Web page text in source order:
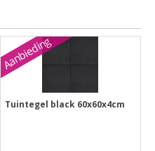
Aanbieding
Tuintegel black 60x60x4cm